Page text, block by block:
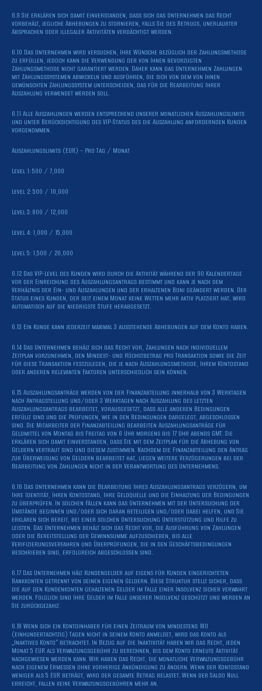
6.9 Sie erklären sich damit einverstanden, dass sich das Unternehmen das Recht
vorbehält, jegliche Abhebungen zu stornieren, falls Sie des Betrugs, unerlaubter
Absprachen oder illegaler Aktivitäten verdächtigt werden.
6.10 Das Unternehmen wird versuchen, Ihre Wünsche bezüglich der Zahlungsmethode
zu erfüllen, jedoch kann die Verwendung der von Ihnen bevorzugten
Zahlungsmethode nicht garantiert werden. Daher kann das Unternehmen Zahlungen
mit Zahlungssystemen abwickeln und ausführen, die sich von dem von Ihnen
gewünschten Zahlungssystem unterscheiden, das für die Bearbeitung Ihrer
Auszahlung verwendet werden soll.
6.11 Alle Auszahlungen werden entsprechend unserer monatlichen Auszahlungslimits
und unter Berücksichtigung des VIP-Status des die Auszahlung anfordernden Kunden
vorgenommen.
Auszahlungslimits (EUR) – Pro Tag / Monat
Level 1: 500 / 7,000
Level 2: 500 / 10,000
Level 3: 800 / 12,000
Level 4: 1,000 / 15,000
Level 5: 1,500 / 20,000
6.12 Das VIP-Level des Kunden wird durch die Aktivität während der 90 Kalendertage
vor der Einreichung des Auszahlungsantrags bestimmt und kann je nach dem
Verhältnis der Ein- und Auszahlungen und der erhaltenen Boni geändert werden. Der
Status eines Kunden, der seit einem Monat keine Wetten mehr aktiv platziert hat, wird
automatisch auf die niedrigste Stufe herabgesetzt.
6.13 Ein Kunde kann jederzeit maximal 3 ausstehende Abhebungen auf dem Konto haben.
6.14 Das Unternehmen behält sich das Recht vor, Zahlungen nach individuellem
Zeitplan vorzunehmen, den Mindest- und Höchstbetrag pro Transaktion sowie die Zeit
für diese Transaktion festzulegen, die je nach Auszahlungsmethode, Ihrem Kontostand
oder anderen relevanten Faktoren unterschiedlich sein können.
6.15 Auszahlungsanträge werden von der Finanzabteilung innerhalb von 3 Werktagen
nach Antragstellung und/oder 3 Werktagen nach Auszahlung des letzten
Auszahlungsantrags bearbeitet, vorausgesetzt, dass alle anderen Bedingungen
erfüllt sind und die Prüfungen, wie in den Bedingungen dargelegt, abgeschlossen
sind. Die Mitarbeiter der Finanzabteilung bearbeiten Auszahlungsanträge für
Geldmittel von Montag bis Freitag von 6 Uhr morgens bis 17 Uhr abends GMT. Sie
erklären sich damit einverstanden, dass Sie mit dem Zeitplan für die Abhebung von
Geldern vertraut sind und diesem zustimmen. Nachdem die Finanzabteilung den Antrag
zur Überweisung von Geldern bearbeitet hat, liegen weitere Verzögerungen bei der
Bearbeitung von Zahlungen nicht in der Verantwortung des Unternehmens.
6.16 Das Unternehmen kann die Bearbeitung Ihres Auszahlungsantrags verzögern, um
Ihre Identität, Ihren Kontostand, Ihre Geldquelle und die Einhaltung der Bedingungen
zu überprüfen. In solchen Fällen kann das Unternehmen mit der Untersuchung der
Umstände beginnen und/oder sich daran beteiligen und/oder dabei helfen, und Sie
erklären sich bereit, bei einer solchen Untersuchung Unterstützung und Hilfe zu
leisten. Das Unternehmen behält sich das Recht vor, die Ausführung von Zahlungen
oder die Bereitstellung der Gewinnsumme aufzuschieben, bis alle
Verifizierungsverfahren und Überprüfungen, die in den Geschäftsbedingungen
beschrieben sind, erfolgreich abgeschlossen sind.
6.17 Das Unternehmen hält Kundengelder auf eigens für Kunden eingerichteten
Bankkonten getrennt von seinen eigenen Geldern. Diese Struktur stellt sicher, dass
die auf den Kundenkonten gehaltenen Gelder im Falle einer Insolvenz sicher verwahrt
werden. Folglich sind Ihre Gelder im Falle unserer Insolvenz geschützt und werden an
Sie zurückgezahlt.
6.18 Wenn sich ein Kontoinhaber für einen Zeitraum von mindestens 180
(einhundertachtzig) Tagen nicht in seinem Konto anmeldet, wird das Konto als
„Inaktives Konto“ betrachtet. In Bezug auf die Inaktivität haben wir das Recht, jeden
Monat 5 EUR als Verwaltungsgebühr zu berechnen, bis dem Konto erneute Aktivität
nachgewiesen werden kann. Wir haben das Recht, die monatliche Verwaltungsgebühr
nach eigenem Ermessen ohne vorherige Ankündigung zu ändern. Wenn der Kontostand
weniger als 5 EUR beträgt, wird der gesamte Betrag belastet. Wenn der Saldo Null
erreicht, fallen keine Verwaltungsgebühren mehr an.